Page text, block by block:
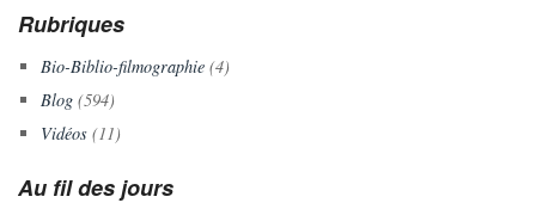
Rubriques
Bio-Biblio-filmographie(4)
Blog(594)
Vidéos(11)
Au fil des jours